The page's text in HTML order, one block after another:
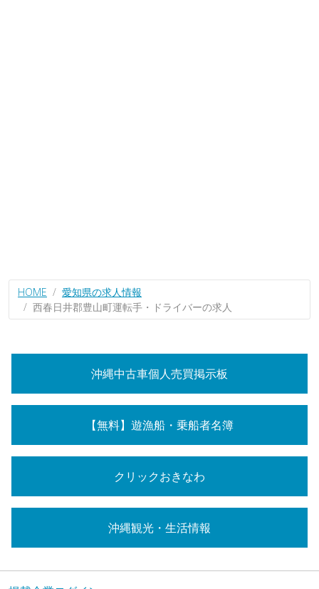
HOME
愛知県の求人情報
西春日井郡豊山町運転手・ドライバーの求人
沖縄中古車個人売買掲示板
【無料】遊漁船・乗船者名簿
クリックおきなわ
沖縄観光・生活情報